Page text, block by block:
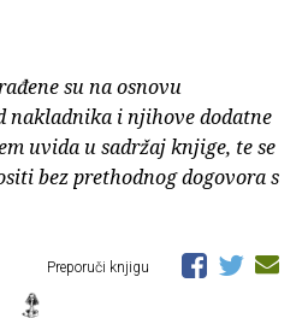
su na osnovu
nakladnika i njihove dodatne
uvida u sadržaj knjige, te se
bez prethodnog dogovora s
Preporuči knjigu